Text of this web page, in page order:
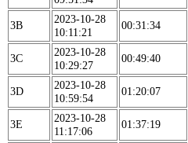
3B
2023-10-28
10:11:21
00:31:34
3C
2023-10-28
10:29:27
00:49:40
3D
2023-10-28
10:59:54
01:20:07
3E
2023-10-28
11:17:06
01:37:19